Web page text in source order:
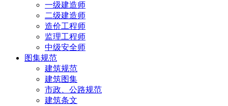
一级建造师
二级建造师
造价工程师
监理工程师
中级安全师
图集规范
建筑规范
建筑图集
市政、公路规范
建筑条文